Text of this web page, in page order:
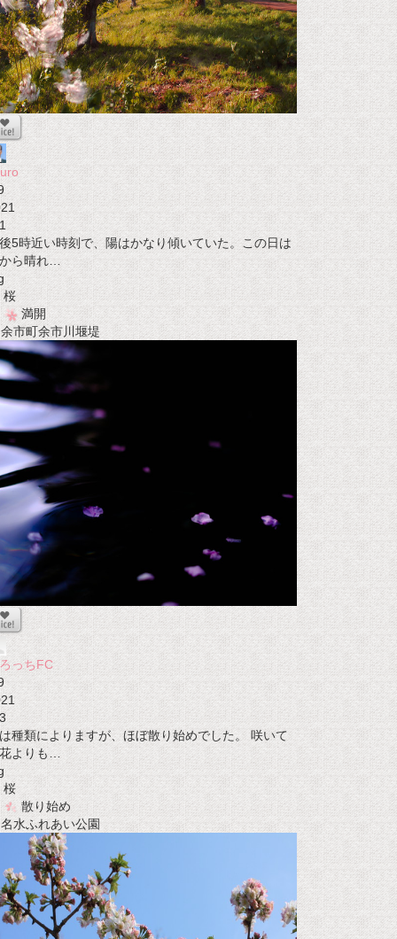
1
5時近い時刻で、陽はかなり傾いていた。この日は
ら晴れ…
桜
満開
市町余市川堰堤
っちFC
3
種類によりますが、ほぼ散り始めでした。 咲いて
よりも…
桜
散り始め
水ふれあい公園